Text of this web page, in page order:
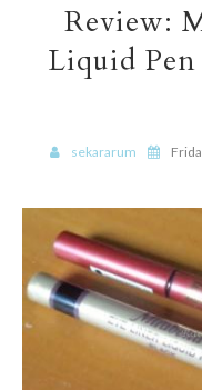
Review:
Liquid Pen
sekararum